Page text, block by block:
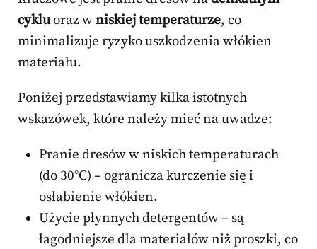
cykluoraz wniskiej temperaturze, co
minimalizuje ryzyko uszkodzenia włókien
materiału.
Poniżej przedstawiamy kilka istotnych
wskazówek, które należy mieć na uwadze:
Pranie dresów w niskich temperaturach
(do 30°C) – ogranicza kurczenie się i
osłabienie włókien.
Użycie płynnych detergentów – są
łagodniejsze dla materiałów niż proszki, co